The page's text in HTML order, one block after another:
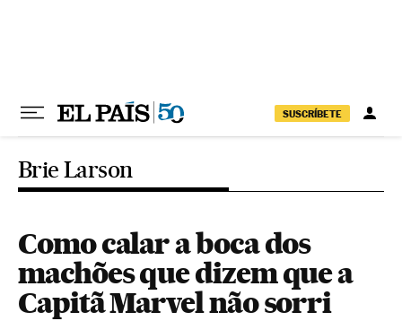
SUSCRÍBETE
Brie Larson
Como calar a boca dos
machões que dizem que a
Capitã Marvel não sorri